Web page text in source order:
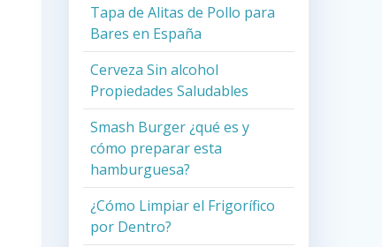
Tapa de Alitas de Pollo para
Bares en España
Cerveza Sin alcohol
Propiedades Saludables
Smash Burger ¿qué es y
cómo preparar esta
hamburguesa?
¿Cómo Limpiar el Frigorífico
por Dentro?